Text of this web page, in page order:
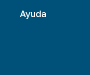
Ayuda